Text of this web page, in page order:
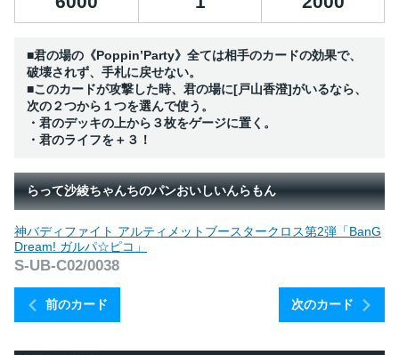
■君の場の《Poppin’Party》全ては相手のカードの効果で、
破壊されず、手札に戻せない。
■このカードが攻撃した時、君の場に[戸山香澄]がいるなら、
次の２つから１つを選んで使う。
・君のデッキの上から３枚をゲージに置く。
・君のライフを＋３！
らって沙綾ちゃんちのパンおいしいんらもん
前のカード
神バディファイト アルティメットブースタークロス第2弾「BanG
Dream! ガルパ☆ピコ」
S-UB-C02/0038
次のカード